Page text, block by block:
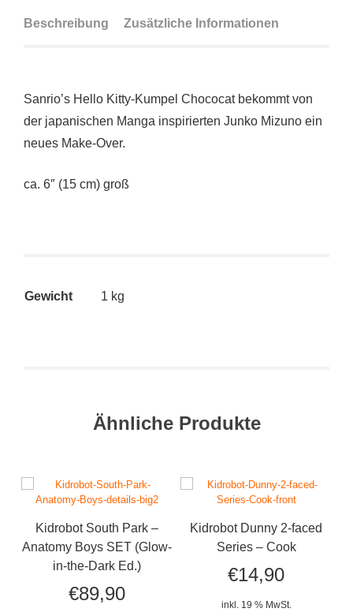
Beschreibung Zusätzliche Informationen
Sanrio’s Hello Kitty-Kumpel Chococat bekommt von
der japanischen Manga inspirierten Junko Mizuno ein
neues Make-Over.
ca. 6″ (15 cm) groß
Gewicht 1 kg
Ähnliche Produkte
Kidrobot South Park –
Anatomy Boys SET (Glow-
in-the-Dark Ed.)
€89,90
Kidrobot Dunny 2-faced
Series – Cook
€14,90
inkl. 19 % MwSt.